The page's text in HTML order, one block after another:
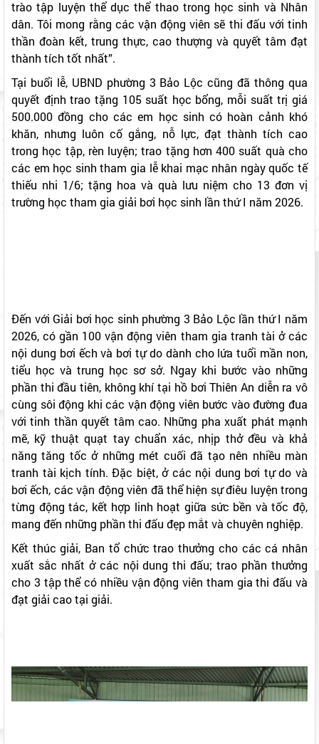
sinh có năng khiếu; đồng thời lan tỏa mạnh mẽ phong
trào tập luyện thể dục thể thao trong học sinh và Nhân
dân. Tôi mong rằng các vận động viên sẽ thi đấu với tinh
thần đoàn kết, trung thực, cao thượng và quyết tâm đạt
thành tích tốt nhất”.
Tại buổi lễ, UBND phường 3 Bảo Lộc cũng đã thông qua
quyết định trao tặng 105 suất học bổng, mỗi suất trị giá
500.000 đồng cho các em học sinh có hoàn cảnh khó
khăn, nhưng luôn cố gắng, nỗ lực, đạt thành tích cao
trong học tập, rèn luyện; trao tặng hơn 400 suất quà cho
các em học sinh tham gia lễ khai mạc nhân ngày quốc tế
thiếu nhi 1/6; tặng hoa và quà lưu niệm cho 13 đơn vị
Đến với Giải bơi học sinh phường 3 Bảo Lộc lần thứ I năm
2026, có gần 100 vận động viên tham gia tranh tài ở các
nội dung bơi ếch và bơi tự do dành cho lứa tuổi mần non,
tiểu học và trung học sơ sở. Ngay khi bước vào những
phần thi đầu tiên, không khí tại hồ bơi Thiên An diễn ra vô
cùng sôi động khi các vận động viên bước vào đường đua
với tinh thần quyết tâm cao. Những pha xuất phát mạnh
mẽ, kỹ thuật quạt tay chuẩn xác, nhịp thở đều và khả
năng tăng tốc ở những mét cuối đã tạo nên nhiều màn
tranh tài kịch tính. Đặc biệt, ở các nội dung bơi tự do và
bơi ếch, các vận động viên đã thể hiện sự điêu luyện trong
từng động tác, kết hợp linh hoạt giữa sức bền và tốc độ,
mang đến những phần thi đấu đẹp mắt và chuyên nghiệp.
Kết thúc giải, Ban tổ chức trao thưởng cho các cá nhân
xuất sắc nhất ở các nội dung thi đấu; trao phần thưởng
cho 3 tập thể có nhiều vận động viên tham gia thi đấu và